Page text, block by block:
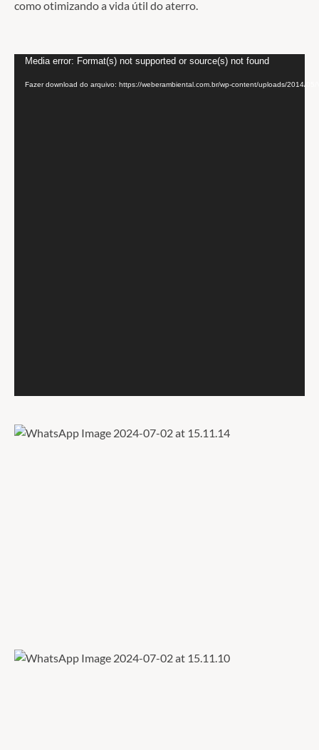
como otimizando a vida útil do aterro.
Tocador
de
Media error: Format(s) not supported or source(s) not found
Fazer download do arquivo: https://weberambiental.com.br/wp-content/uploads/2014/